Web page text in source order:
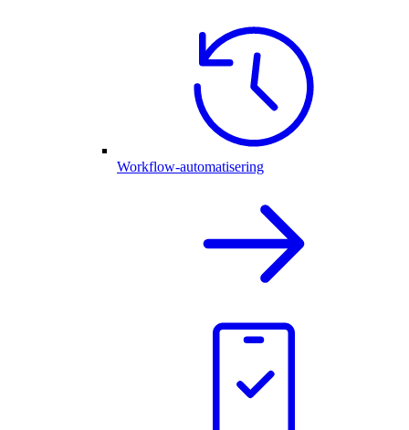
Workflow-automatisering